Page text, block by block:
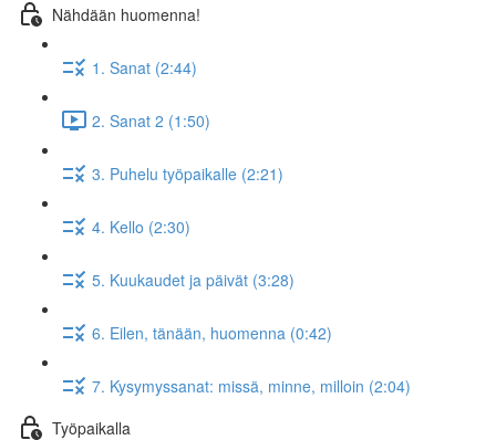
Nähdään huomenna!
1. Sanat (2:44)
2. Sanat 2 (1:50)
3. Puhelu työpaikalle (2:21)
4. Kello (2:30)
5. Kuukaudet ja päivät (3:28)
6. Eilen, tänään, huomenna (0:42)
7. Kysymyssanat: missä, minne, milloin (2:04)
Työpaikalla